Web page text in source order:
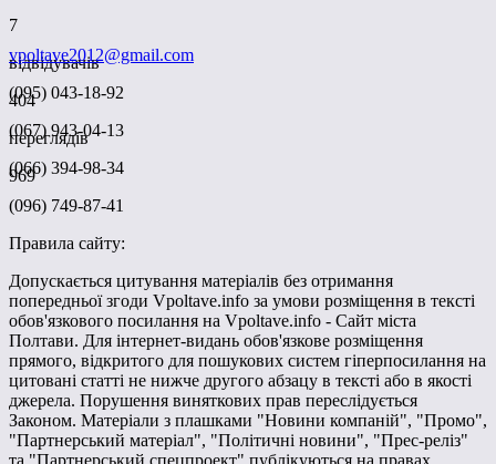
7
відвідувачів
404
переглядів
969
vpoltave2012@gmail.com
(095) 043-18-92
(067) 943-04-13
(066) 394-98-34
(096) 749-87-41
Правила сайту:
Допускається цитування матеріалів без отримання
попередньої згоди Vpoltave.info за умови розміщення в тексті
обов'язкового посилання на Vpoltave.info - Сайт міста
Полтави. Для інтернет-видань обов'язкове розміщення
прямого, відкритого для пошукових систем гіперпосилання на
цитовані статті не нижче другого абзацу в тексті або в якості
джерела. Порушення виняткових прав переслідується
Законом. Матеріали з плашками "Новини компаній", "Промо",
"Партнерський матеріал", "Політичні новини", "Прес-реліз"
та "Партнерський спецпроект" публікуються на правах